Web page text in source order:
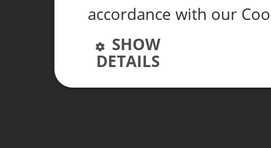
accordance with our
SHOW
DETAILS